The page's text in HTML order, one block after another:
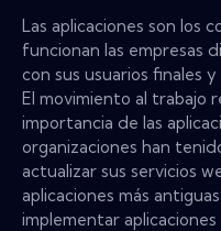
Las aplicaciones son los
funcionan las empresas
con sus usuarios finales y
El movimiento al trabajo
importancia de las
organizaciones han
actualizar sus servicios
aplicaciones más
implementar